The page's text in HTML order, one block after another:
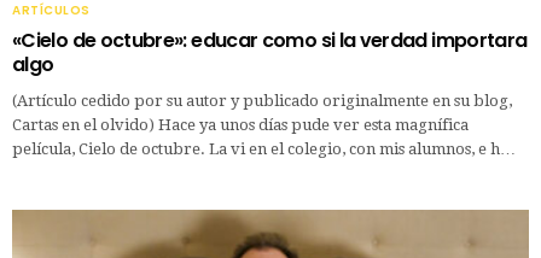
ARTÍCULOS
«Cielo de octubre»: educar como si la verdad importara
algo
(Artículo cedido por su autor y publicado originalmente en su blog,
Cartas en el olvido) Hace ya unos días pude ver esta magnífica
película, Cielo de octubre. La vi en el colegio, con mis alumnos, e h…